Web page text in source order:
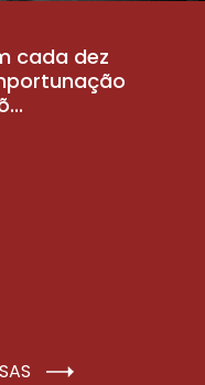
cada dez